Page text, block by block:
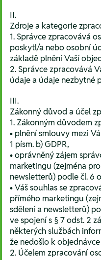
II.
Zdroje a kategorie
1. Správce zpracovává
poskytl/a nebo osobní
základě plnění Vaší
2. Správce zpracovává
údaje a údaje nezbytné
III.
Zákonný důvod a účel
1. Zákonným důvodem
• plnění smlouvy mezi
1 písm. b) GDPR,
• oprávněný zájem
marketingu (zejména
newsletterů) podle čl. 6
• Váš souhlas se
přímého marketingu
sdělení a newsletterů)
ve spojení s § 7 odst. 2
některých službách
že nedošlo k
2. Účelem zpracování